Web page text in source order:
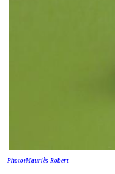
Photo:Mauriès Robert